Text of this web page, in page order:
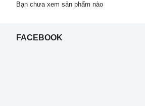
Bạn chưa xem sản phẩm nào
FACEBOOK